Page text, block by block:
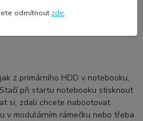
z primárního HDD v notebooku,
při startu notebooku stisknout
si, zdali chcete nabootovat
v modulárním rámečku nebo třeba
odmítnout zde.